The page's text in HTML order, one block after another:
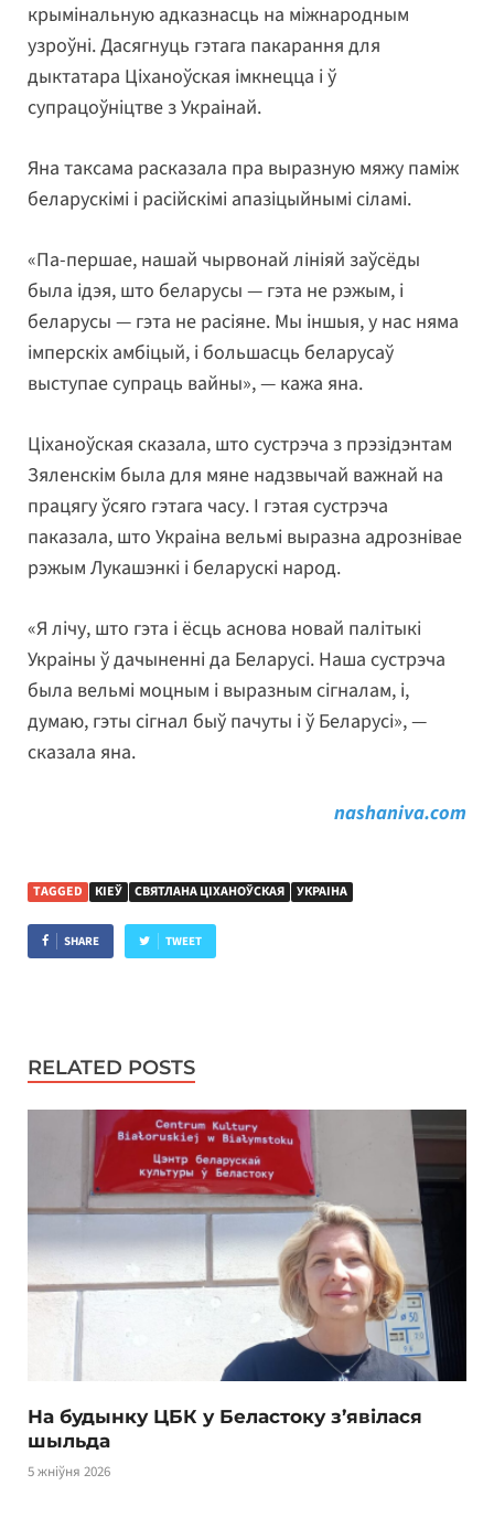
крымінальную адказнасць на міжнародным
узроўні. Дасягнуць гэтага пакарання для
дыктатара Ціханоўская імкнецца і ў
супрацоўніцтве з Украінай.
Яна таксама расказала пра выразную мяжу паміж
беларускімі і расійскімі апазіцыйнымі сіламі.
«Па-першае, нашай чырвонай лініяй заўсёды
была ідэя, што беларусы — гэта не рэжым, і
беларусы — гэта не расіяне. Мы іншыя, у нас няма
імперскіх амбіцый, і большасць беларусаў
выступае супраць вайны», — кажа яна.
Ціханоўская сказала, што сустрэча з прэзідэнтам
Зяленскім была для мяне надзвычай важнай на
працягу ўсяго гэтага часу. І гэтая сустрэча
паказала, што Украіна вельмі выразна адрознівае
рэжым Лукашэнкі і беларускі народ.
«Я лічу, што гэта і ёсць аснова новай палітыкі
Украіны ў дачыненні да Беларусі. Наша сустрэча
была вельмі моцным і выразным сігналам, і,
думаю, гэты сігнал быў пачуты і ў Беларусі», —
сказала яна.
nashaniva.com
TAGGED КІЕЎ СВЯТЛАНА ЦІХАНОЎСКАЯ УКРАІНА
SHARE TWEET
RELATED POSTS
На будынку ЦБК у Беластоку з’явілася
шыльда
5 жніўня 2026